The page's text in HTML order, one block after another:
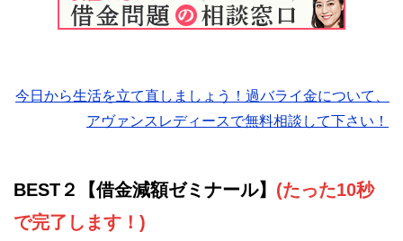
今日から生活を立て直しましょう！過バライ金について、
アヴァンスレディースで無料相談して下さい！
BEST２【借金減額ゼミナール】 (たった10秒
で完了します！)